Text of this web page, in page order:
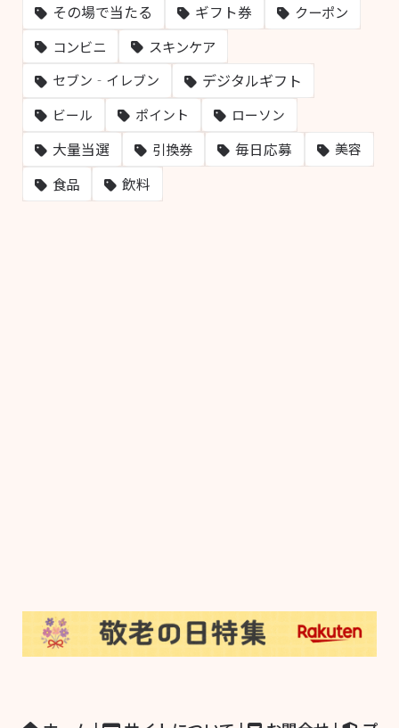
その場で当たる ギフト券
クーポン
コンビニ
スキンケア
セブン‐イレブン デジタルギフト
ビール ポイント ローソン
大量当選 引換券 毎日応募 美容
食品 飲料